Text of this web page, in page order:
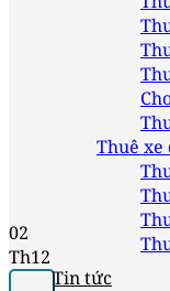
Thuê
Tin tức
02
Th12